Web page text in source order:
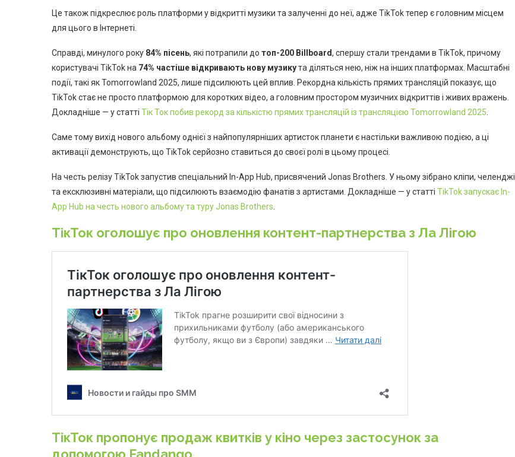
Це також підкреслює роль платформи у відкритті музики та залученні до неї, адже TikTok тепер є головним місцем
для цього в Інтернеті.
Справді, минулого року 84% пісень, які потрапили до топ-200 Billboard, спершу стали трендами в TikTok, причому
користувачі TikTok на 74% частіше відкривають нову музикута діляться нею, ніж на інших платформах. Масштабні
події, такі як Tomorrowland 2025, лише підсилюють цей вплив. Рекордна кількість прямих трансляцій показує, що
TikTok стає не просто платформою для коротких відео, а головним простором музичних відкриттів і живих вражень.
Докладніше — у статті Тік Ток побив рекорд за кількістю прямих трансляцій із трансляцією Tomorrowland 2025
Саме тому вихід нового альбому однієї з найпопулярніших артисток планети є настільки важливою подією, а ці
активації демонструють, що TikTok серйозно ставиться до своєї ролі в цьому процесі.
На честь релізу TikTok запустив спеціальний In-App Hub, присвячений Jonas Brothers. У ньому зібрано кліпи, челенджі
та ексклюзивні матеріали, що підсилюють взаємодію фанатів з артистами. Докладніше — у статті TikTok запускає In-
App Hub на честь нового альбому та туру Jonas Brothers
ТікТок оголошує про оновлення контент-партнерства з Ла Лігою
ТікТок пропонує продаж квитків у кіно через застосунок за
допомогою Fandango